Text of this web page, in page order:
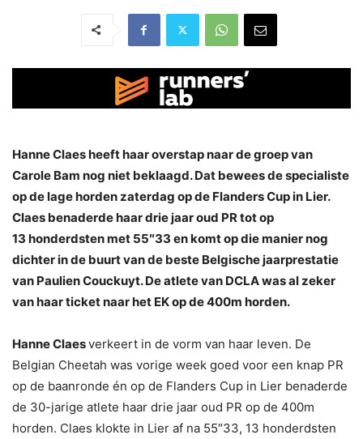
Hanne Claes heeft haar overstap naar de groep van
Carole Bam nog niet beklaagd. Dat bewees de specialiste
op de lage horden zaterdag op de Flanders Cup in Lier.
Claes benaderde haar drie jaar oud PR tot op
13 honderdsten met 55″33 en komt op die manier nog
dichter in de buurt van de beste Belgische jaarprestatie
van Paulien Couckuyt. De atlete van DCLA was al zeker
van haar ticket naar het EK op de 400m horden.
Hanne Claesverkeert in de vorm van haar leven. De
Belgian Cheetah was vorige week goed voor een knap PR
op de baanronde én op de Flanders Cup in Lier benaderde
de 30-jarige atlete haar drie jaar oud PR op de 400m
horden. Claes klokte in Lier af na 55″33, 13 honderdsten